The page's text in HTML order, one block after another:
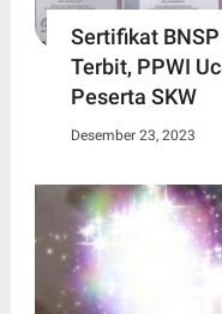
Sertifikat
Terbit, PPWI
Peserta SKW
Desember 23, 2023